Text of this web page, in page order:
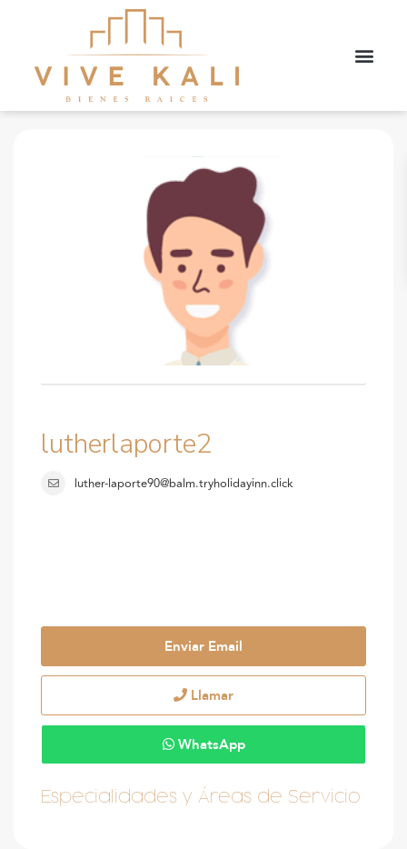
lutherlaporte2
luther-laporte90@balm.tryholidayinn.click
Enviar Email
Llamar
WhatsApp
Especialidades y Áreas de Servicio